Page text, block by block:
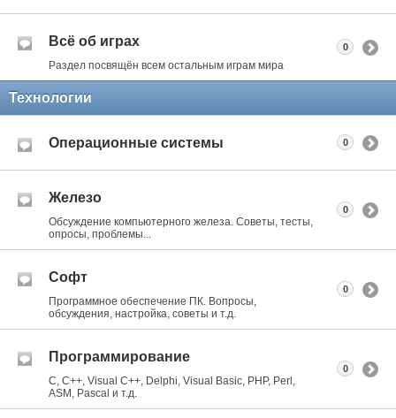
Всё об играх
Раздел посвящён всем остальным играм мира
0
Технологии
Операционные системы 0
Железо
Обсуждение компьютерного железа. Советы, тесты,
опросы, проблемы...
0
Софт
Программное обеспечение ПК. Вопросы,
обсуждения, настройка, советы и т.д.
0
Программирование
C, C++, Visual C++, Delphi, Visual Basic, PHP, Perl,
ASM, Pascal и т.д.
0